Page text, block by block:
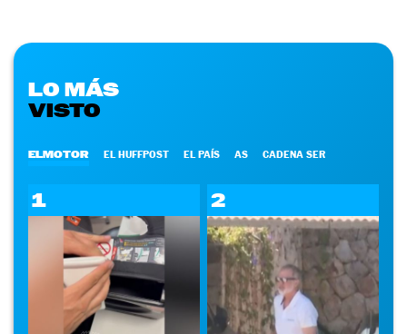
LO MÁS
VISTO
ELMOTOR EL HUFFPOST EL PAÍS AS CADENA SER
1 2